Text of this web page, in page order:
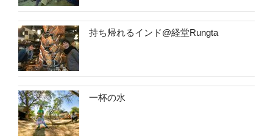
持ち帰れるインド@経堂Rungta
一杯の水